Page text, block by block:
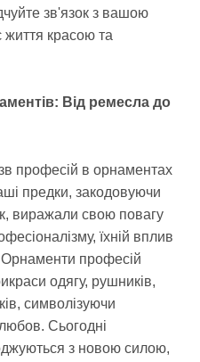
зв'язок з вашою
життя красою та
Від ремесла до
професій в орнаментах
предки, закодовуючи
виражали свою повагу
їхній вплив
Орнаменти професій
одягу, рушників,
символізуючи
Сьогодні
з новою силою,